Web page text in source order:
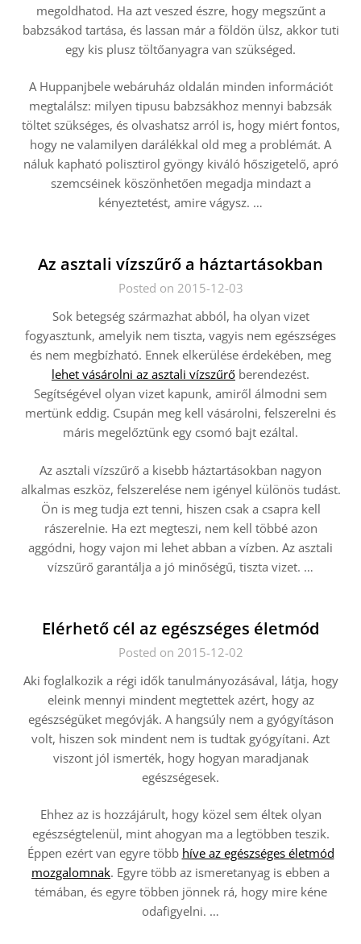
megoldhatod. Ha azt veszed észre, hogy megszűnt a
babzsákod tartása, és lassan már a földön ülsz, akkor tuti
egy kis plusz töltőanyagra van szükséged.
A Huppanjbele webáruház oldalán minden információt
megtalálsz: milyen tipusu babzsákhoz mennyi babzsák
töltet szükséges, és olvashatsz arról is, hogy miért fontos,
hogy ne valamilyen darálékkal old meg a problémát. A
náluk kapható polisztirol gyöngy kiváló hőszigetelő, apró
szemcséinek köszönhetően megadja mindazt a
kényeztetést, amire vágysz. …
Az asztali vízszűrő a háztartásokban
Posted on 2015-12-03
Sok betegség származhat abból, ha olyan vizet
fogyasztunk, amelyik nem tiszta, vagyis nem egészséges
és nem megbízható. Ennek elkerülése érdekében, meg
lehet vásárolni az asztali vízszűrő berendezést.
Segítségével olyan vizet kapunk, amiről álmodni sem
mertünk eddig. Csupán meg kell vásárolni, felszerelni és
máris megelőztünk egy csomó bajt ezáltal.
Az asztali vízszűrő a kisebb háztartásokban nagyon
alkalmas eszköz, felszerelése nem igényel különös tudást.
Ön is meg tudja ezt tenni, hiszen csak a csapra kell
rászerelnie. Ha ezt megteszi, nem kell többé azon
aggódni, hogy vajon mi lehet abban a vízben. Az asztali
vízszűrő garantálja a jó minőségű, tiszta vizet. …
Elérhető cél az egészséges életmód
Posted on 2015-12-02
Aki foglalkozik a régi idők tanulmányozásával, látja, hogy
eleink mennyi mindent megtettek azért, hogy az
egészségüket megóvják. A hangsúly nem a gyógyításon
volt, hiszen sok mindent nem is tudtak gyógyítani. Azt
viszont jól ismerték, hogy hogyan maradjanak
egészségesek.
Ehhez az is hozzájárult, hogy közel sem éltek olyan
egészségtelenül, mint ahogyan ma a legtöbben teszik.
Éppen ezért van egyre több híve az egészséges életmód
mozgalomnak. Egyre több az ismeretanyag is ebben a
témában, és egyre többen jönnek rá, hogy mire kéne
odafigyelni. …